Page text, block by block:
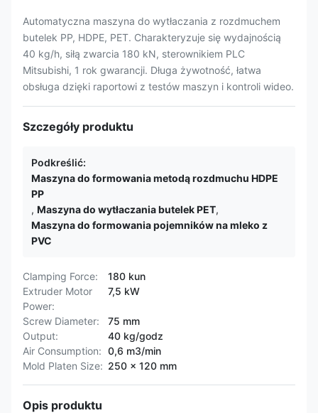
Automatyczna maszyna do wytłaczania z rozdmuchem
butelek PP, HDPE, PET. Charakteryzuje się wydajnością
40 kg/h, siłą zwarcia 180 kN, sterownikiem PLC
Mitsubishi, 1 rok gwarancji. Długa żywotność, łatwa
obsługa dzięki raportowi z testów maszyn i kontroli wideo.
Szczegóły produktu
Podkreślić:
Maszyna do formowania metodą rozdmuchu HDPE
PP
, Maszyna do wytłaczania butelek PET,
Maszyna do formowania pojemników na mleko z
PVC
Clamping Force:
180 kun
Extruder Motor
Power:
7,5 kW
Screw Diameter:
75 mm
Output:
40 kg/godz
Air Consumption: 0,6 m3/min
Mold Platen Size: 250 x 120 mm
Opis produktu